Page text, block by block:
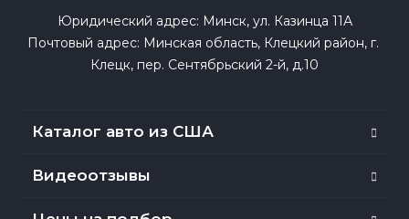
Юридический адрес: Минск, ул. Казинца 11А
Почтовый адрес: Минская область, Клецкий район, г.
Клецк, пер. Сентябрьский 2-й, д.10
Каталог авто из США
Видеоотзывы